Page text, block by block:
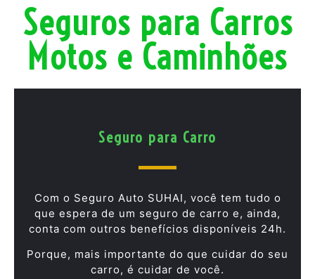
Seguros para Carros
Motos e Caminhões
Seguro para Carro
Com o Seguro Auto SUHAI, você tem tudo o
que espera de um seguro de carro e, ainda,
conta com outros benefícios disponíveis 24h.
Porque, mais importante do que cuidar do seu
carro, é cuidar de você.